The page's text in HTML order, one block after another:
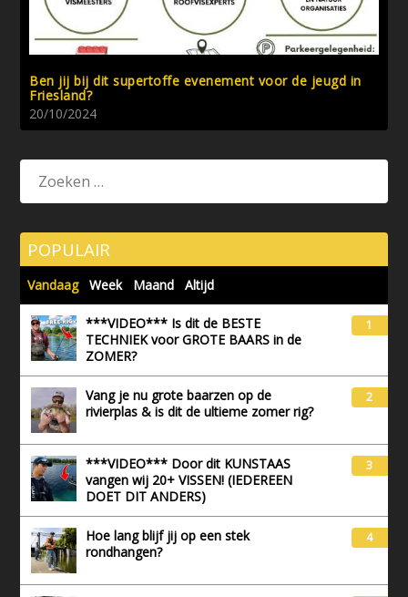
Ben jij bij dit supertoffe evenement voor de jeugd in
Friesland?
20/10/2024
POPULAIR
Vandaag Week Maand Altijd
***VIDEO*** Is dit de BESTE
TECHNIEK voor GROTE BAARS in de
ZOMER?
1
Vang je nu grote baarzen op de
rivierplas & is dit de ultieme zomer rig?
2
***VIDEO*** Door dit KUNSTAAS
vangen wij 20+ VISSEN! (IEDEREEN
DOET DIT ANDERS)
3
Hoe lang blijf jij op een stek
rondhangen?
4